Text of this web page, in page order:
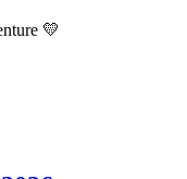
💛